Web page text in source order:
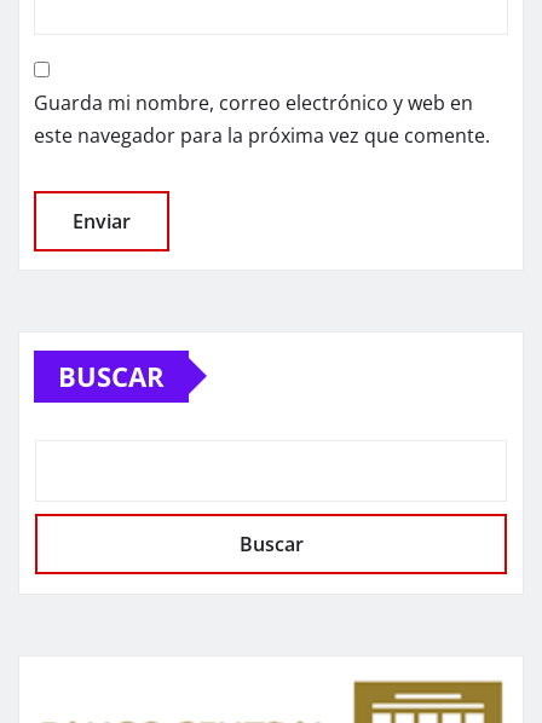
Guarda mi nombre, correo electrónico y web en
este navegador para la próxima vez que comente.
BUSCAR
Buscar